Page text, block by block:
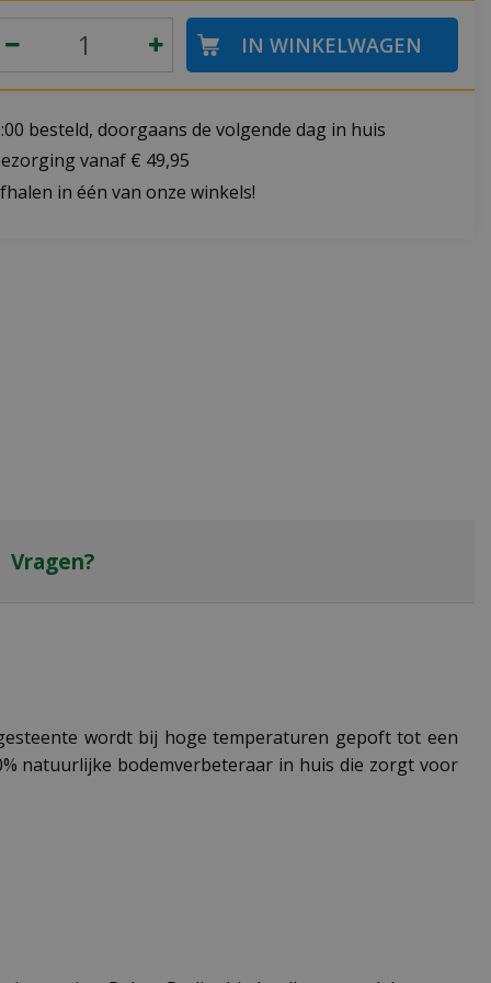
besteld, doorgaans de volgende dag in huis
vanaf € 49,95
in één van onze winkels!
Vragen?
wordt bij hoge temperaturen gepoft tot een
natuurlijke bodemverbeteraar in huis die zorgt voor